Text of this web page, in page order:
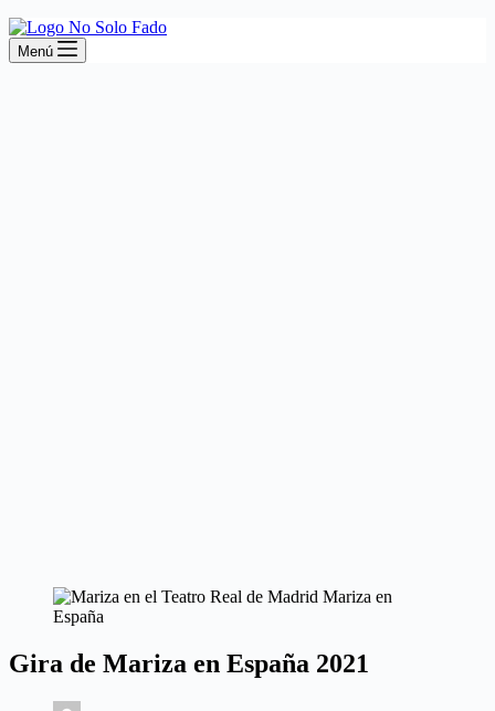
Menú
Gira de Mariza en España 2021